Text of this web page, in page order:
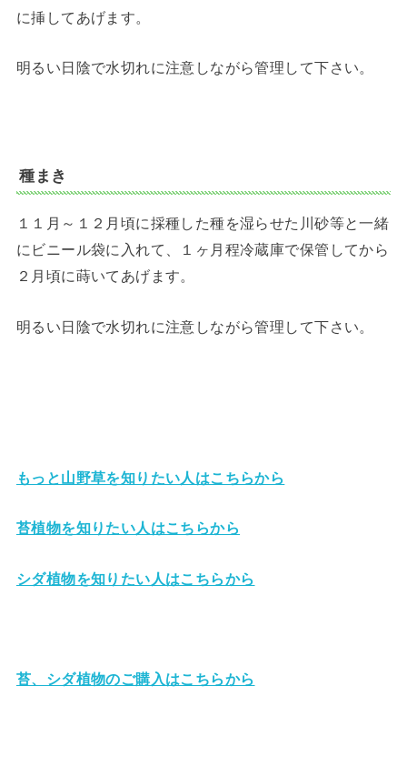
に挿してあげます。
明るい日陰で水切れに注意しながら管理して下さい。
種まき
１１月～１２月頃に採種した種を湿らせた川砂等と一緒
にビニール袋に入れて、１ヶ月程冷蔵庫で保管してから
２月頃に蒔いてあげます。
明るい日陰で水切れに注意しながら管理して下さい。
もっと山野草を知りたい人はこちらから
苔植物を知りたい人はこちらから
シダ植物を知りたい人はこちらから
苔、シダ植物のご購入はこちらから